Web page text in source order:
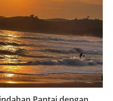
Pantai dengan
Lokal
2025